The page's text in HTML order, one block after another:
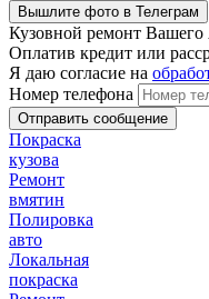
Вышлите фото в Телеграм
Кузовной ремонт Вашего
Оплатив кредит или
Я даю согласие на
Номер телефона
Покраска
кузова
Ремонт
вмятин
Полировка
авто
Локальная
покраска